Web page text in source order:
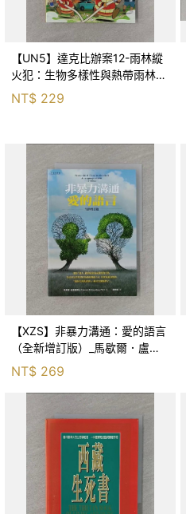
【UN5】達克比辦案12-雨林縱
火犯：生物多樣性與熱帶雨林生
態系_柯智元
NT$ 229
【XZS】非暴力溝通：愛的語言
（全新增訂版）_馬歇爾．盧森
堡, 蕭寶森
NT$ 269